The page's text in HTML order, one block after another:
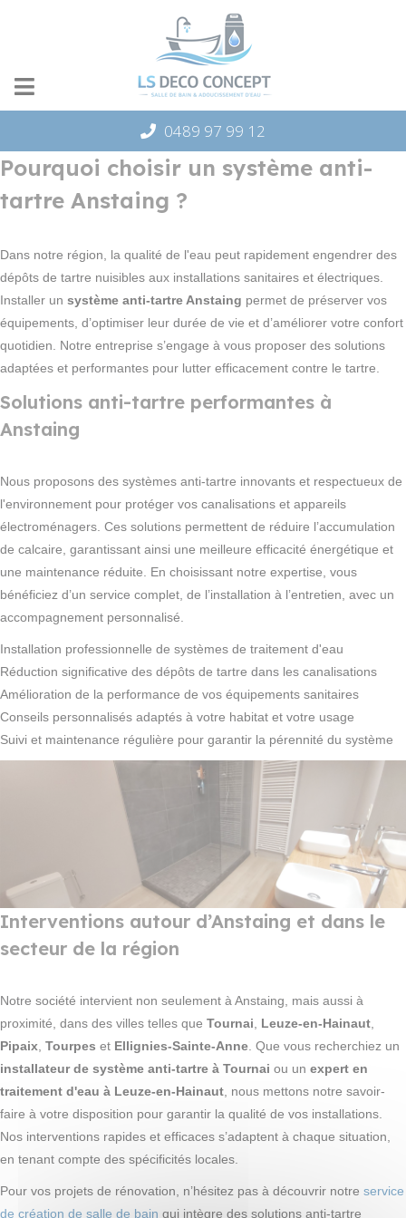
0489 97 99 12
Pourquoi choisir un système anti-
tartre Anstaing ?
Dans notre région, la qualité de l'eau peut rapidement engendrer des
dépôts de tartre nuisibles aux installations sanitaires et électriques.
Installer un système anti-tartre Anstaing permet de préserver vos
équipements, d’optimiser leur durée de vie et d’améliorer votre confort
quotidien. Notre entreprise s’engage à vous proposer des solutions
adaptées et performantes pour lutter efficacement contre le tartre.
Solutions anti-tartre performantes à
Anstaing
Nous proposons des systèmes anti-tartre innovants et respectueux de
l'environnement pour protéger vos canalisations et appareils
électroménagers. Ces solutions permettent de réduire l’accumulation
de calcaire, garantissant ainsi une meilleure efficacité énergétique et
une maintenance réduite. En choisissant notre expertise, vous
bénéficiez d’un service complet, de l’installation à l’entretien, avec un
accompagnement personnalisé.
Installation professionnelle de systèmes de traitement d'eau
Réduction significative des dépôts de tartre dans les canalisations
Amélioration de la performance de vos équipements sanitaires
Conseils personnalisés adaptés à votre habitat et votre usage
Suivi et maintenance régulière pour garantir la pérennité du système
Interventions autour d’Anstaing et dans le
secteur de la région
Notre société intervient non seulement à Anstaing, mais aussi à
proximité, dans des villes telles que Tournai, Leuze-en-Hainaut,
Pipaix, Tourpes et Ellignies-Sainte-Anne. Que vous recherchiez un
installateur de système anti-tartre à Tournai ou un expert en
traitement d'eau à Leuze-en-Hainaut, nous mettons notre savoir-
faire à votre disposition pour garantir la qualité de vos installations.
Nos interventions rapides et efficaces s’adaptent à chaque situation,
en tenant compte des spécificités locales.
Pour vos projets de rénovation, n’hésitez pas à découvrir notre service
de création de salle de bain qui intègre des solutions anti-tartre